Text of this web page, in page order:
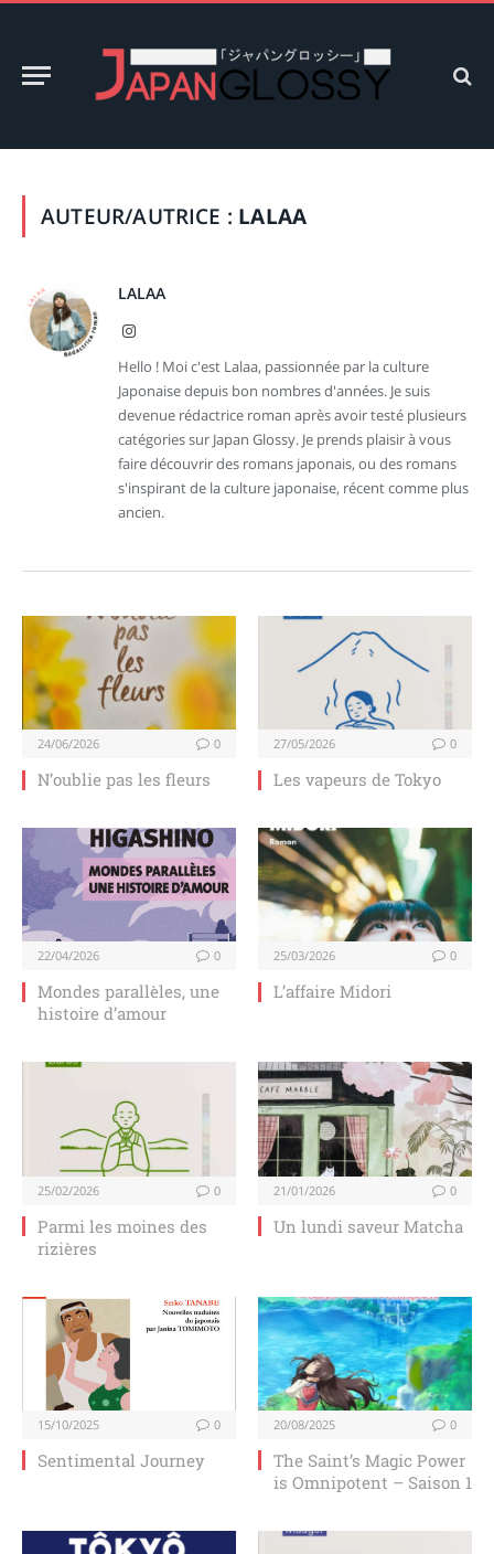
AUTEUR/AUTRICE : LALAA
LALAA
Instagram
Hello ! Moi c'est Lalaa, passionnée par la culture
Japonaise depuis bon nombres d'années. Je suis
devenue rédactrice roman après avoir testé plusieurs
catégories sur Japan Glossy. Je prends plaisir à vous
faire découvrir des romans japonais, ou des romans
s'inspirant de la culture japonaise, récent comme plus
ancien.
24/06/2026 0
N’oublie pas les fleurs
27/05/2026 0
Les vapeurs de Tokyo
22/04/2026 0
Mondes parallèles, une
histoire d’amour
25/03/2026 0
L’affaire Midori
25/02/2026 0
Parmi les moines des
rizières
21/01/2026 0
Un lundi saveur Matcha
15/10/2025 0
Sentimental Journey
20/08/2025 0
The Saint’s Magic Power
is Omnipotent – Saison 1